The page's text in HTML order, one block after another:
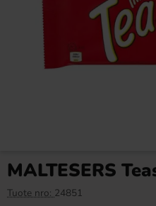
Osta
MALTESERS
Tuote nro: 24851